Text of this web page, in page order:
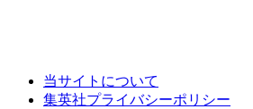
当サイトについて
集英社プライバシーポリシー